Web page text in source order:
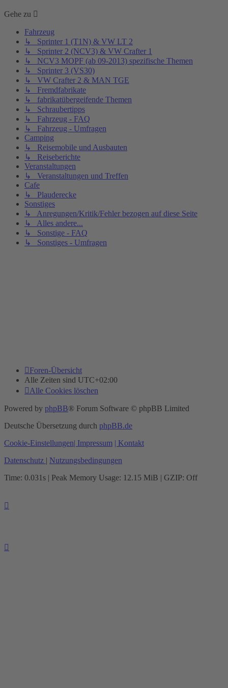
Gehe zu
Fahrzeug
↳ Sprinter 1 (T1N) & VW LT 2
↳ Sprinter 2 (NCV3) & VW Crafter 1
↳ NCV3 MOPF (ab 09-2013) spezifische Themen
↳ Sprinter 3 (VS30)
↳ VW Crafter 2 & MAN TGE
↳ Fremdfabrikate
↳ fabrikatübergeifende Themen
↳ Schraubertipps
↳ Fahrzeug - FAQ
↳ Fahrzeug - Umfragen
Camping
↳ Reisemobile und Ausbauten
↳ Reiseberichte
Veranstaltungen
↳ Veranstaltungen und Treffen
Cafe
↳ Plauderecke
Sonstiges
↳ Anregungen/Kritik/Fehler bezogen auf diese Seite
↳ Alles andere...
↳ Sonstige - FAQ
↳ Sonstiges - Umfragen
Foren-Übersicht
Alle Zeiten sind UTC+02:00
Alle Cookies löschen
Powered by phpBB® Forum Software © phpBB Limited
Deutsche Übersetzung durch phpBB.de
Cookie-Einstellungen| Impressum | Kontakt
Datenschutz | Nutzungsbedingungen
Time: 0.031s | Peak Memory Usage: 12.15 MiB | GZIP: Off